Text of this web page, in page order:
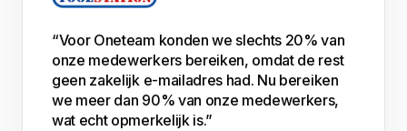
“Voor Oneteam konden we slechts 20% van
onze medewerkers bereiken, omdat de rest
geen zakelijk e-mailadres had. Nu bereiken
we meer dan 90% van onze medewerkers,
wat echt opmerkelijk is.”